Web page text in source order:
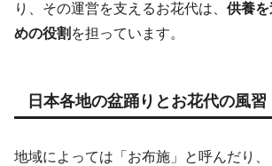
り、その運営を支えるお花代は、 供養
めの役割 を担っています。
日本各地の盆踊りとお花代の風習
地域によっては「お布施」と呼んだり